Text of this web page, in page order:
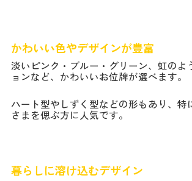
かわいい色やデザインが豊富
淡いピンク・ブルー・グリーン、虹のよ
ョンなど、かわいいお位牌が選べます。
ハート型やしずく型などの形もあり、特
さまを偲ぶ方に人気です。
暮らしに溶け込むデザイン